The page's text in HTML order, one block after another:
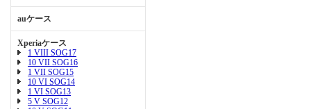
auケース
Xperiaケース
1 VIII SOG17
10 VII SOG16
1 VII SOG15
10 VI SOG14
1 VI SOG13
5 V SOG12